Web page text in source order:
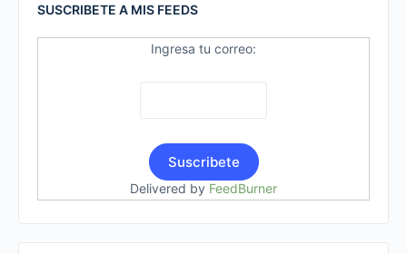
SUSCRIBETE A MIS FEEDS
Ingresa tu correo:
Delivered by FeedBurner